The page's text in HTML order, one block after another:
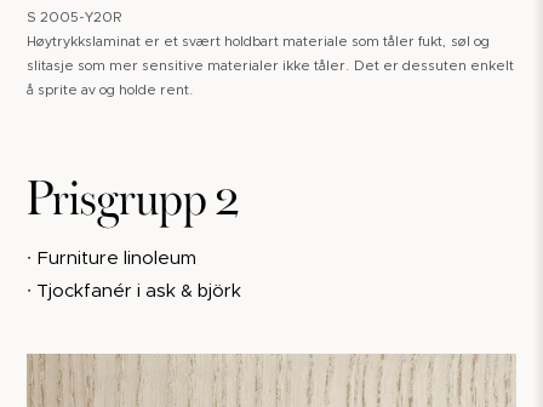
S 2005-Y20R
Høytrykkslaminat er et svært holdbart materiale som tåler fukt, søl og
slitasje som mer sensitive materialer ikke tåler. Det er dessuten enkelt
å sprite av og holde rent.
Prisgrupp 2
∙ Furniture linoleum
∙ Tjockfanér i ask & björk